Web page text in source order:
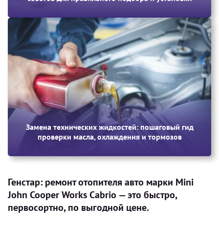
Замена технических жидкостей: пошаговый гид
проверки масла, охлаждения и тормозов
Генстар: ремонт отопителя авто марки Mini
John Cooper Works Cabrio — это быстро,
первосортно, по выгодной цене.